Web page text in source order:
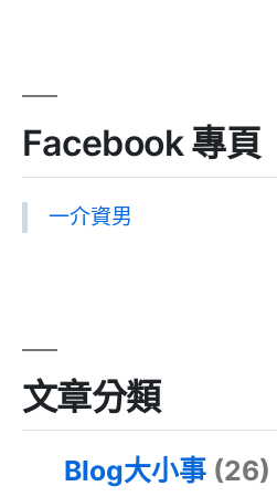
Facebook 專頁
一介資男
文章分類
Blog大小事 (26)